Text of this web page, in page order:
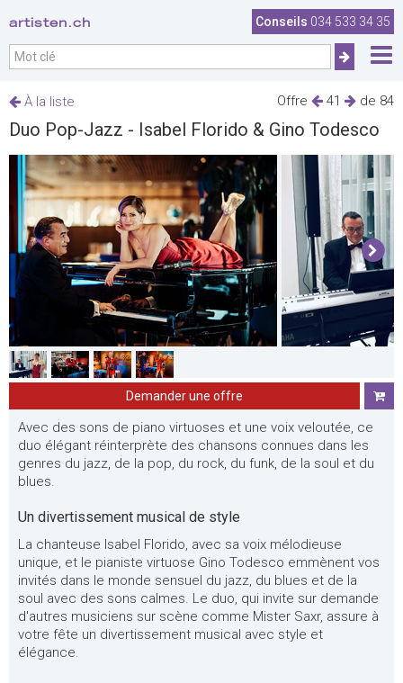
artisten.ch Conseils 034 533 34 35
Offre 41 de 84
À la liste
Duo Pop-Jazz - Isabel Florido & Gino Todesco
Demander une offre
Avec des sons de piano virtuoses et une voix veloutée, ce
duo élégant réinterprète des chansons connues dans les
genres du jazz, de la pop, du rock, du funk, de la soul et du
blues.
Un divertissement musical de style
La chanteuse Isabel Florido, avec sa voix mélodieuse
unique, et le pianiste virtuose Gino Todesco emmènent vos
invités dans le monde sensuel du jazz, du blues et de la
soul avec des sons calmes. Le duo, qui invite sur demande
d'autres musiciens sur scène comme Mister Saxr, assure à
votre fête un divertissement musical avec style et
élégance.